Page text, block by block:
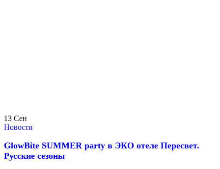
13 Сен
Новости
GlowBite SUMMER party в ЭКО отеле Пересвет.
Русские сезоны